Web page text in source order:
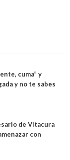
cuma” y
y no te sabes
Campillai en
de Vitacura
con